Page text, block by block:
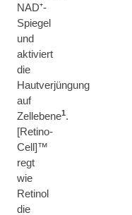
NAD⁺-
Spiegel
und
aktiviert
die
Hautverjüngung
auf
Zellebene1 .
[Retino-
Cell]™
regt
wie
Retinol
die